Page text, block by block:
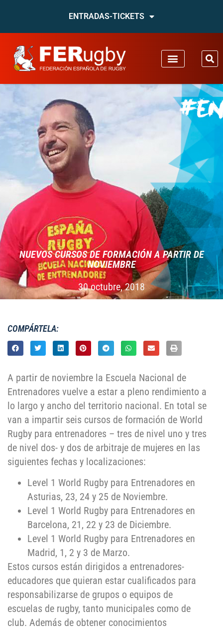
ENTRADAS-TICKETS
NUEVOS CURSOS DE FORMACIÓN A PARTIR DE
NOVIEMBRE
30 octubre, 2018
COMPÁRTELA:
A partir de noviembre la Escuela Nacional de
Entrenadores vuelve a estar a pleno rendimiento a
lo largo y ancho del territorio nacional. En total se
van a impartir seis cursos de formación de World
Rugby para entrenadores – tres de nivel uno y tres
de nivel dos- y dos de arbitraje de mujeres en las
siguientes fechas y localizaciones:
Level 1 World Rugby para Entrenadores en
Asturias, 23, 24 y 25 de Noviembre.
Level 1 World Rugby para Entrenadores en
Barcelona, 21, 22 y 23 de Diciembre.
Level 1 World Rugby para Entrenadores en
Madrid, 1, 2 y 3 de Marzo.
Estos cursos están dirigidos a entrenadores-
educadores que quieran estar cualificados para
responsabilizarse de grupos o equipos de
escuelas de rugby, tanto municipales como de
club. Además de obtener conocimientos